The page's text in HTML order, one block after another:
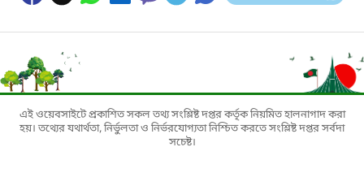
এই ওয়েবসাইটে প্রকাশিত সকল তথ্য সংশ্লিষ্ট দপ্তর কর্তৃক নিয়মিত হালনাগাদ করা
হয়। তথ্যের যথার্থতা, নির্ভুলতা ও নির্ভরযোগ্যতা নিশ্চিত করতে সংশ্লিষ্ট দপ্তর সর্বদা
সচেষ্ট।